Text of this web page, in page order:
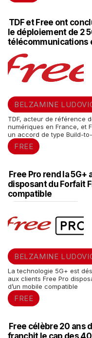
TDF et Free ont
le déploiement de 2
télécommunications
BELZAMINE
TDF, acteur de référence
numériques en France, et
un accord de type Build-to-
FREE
Free Pro rend la
disposant du Forfait
compatible
BELZAMINE
La technologie 5G+ est
aux clients Free Pro
d’un mobile compatible
FREE
Free célèbre 20 ans